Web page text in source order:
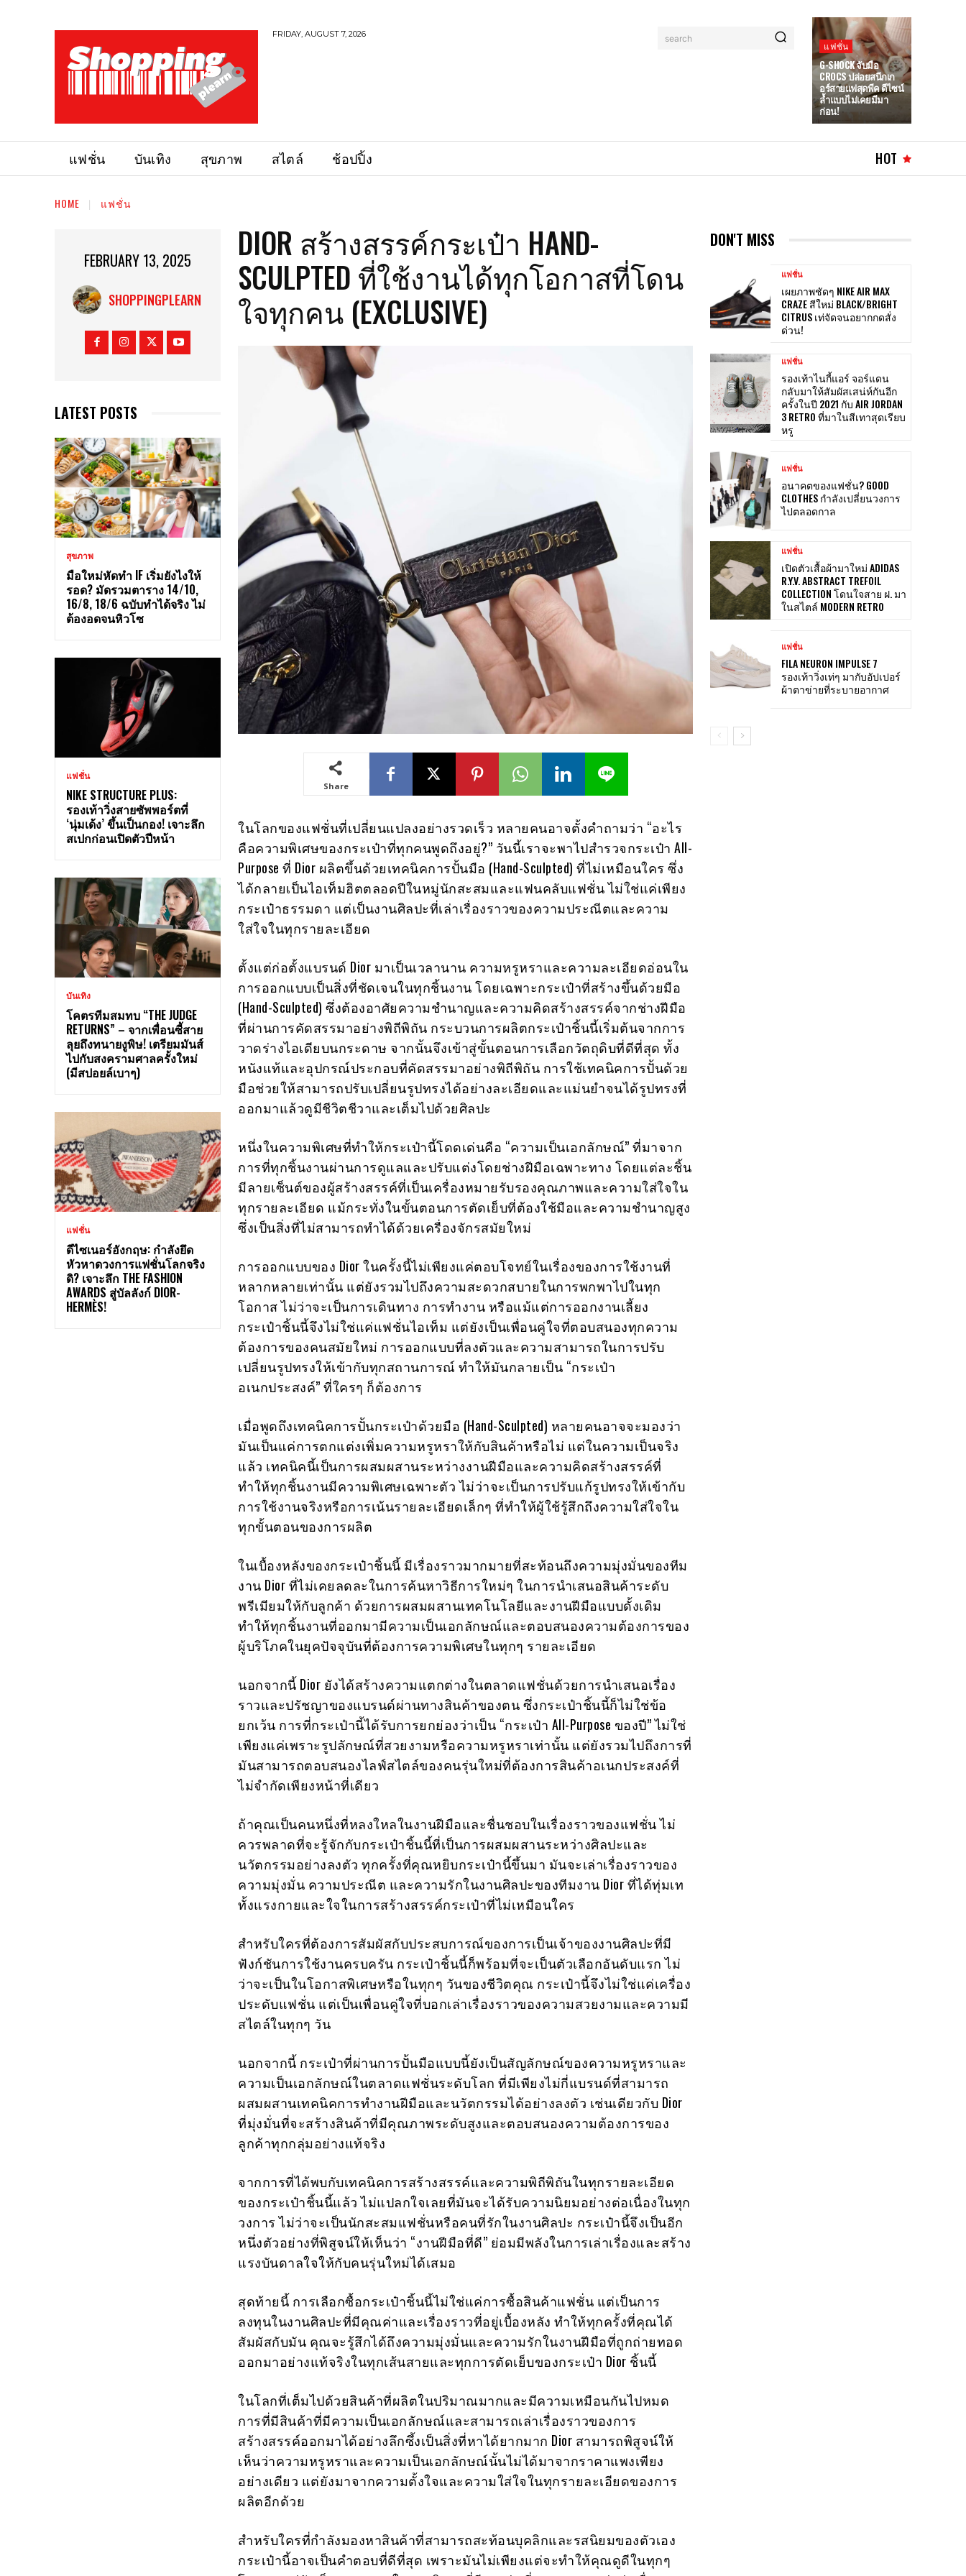
FRIDAY, AUGUST 7, 2026 search
แฟชั่น
G-SHOCK จับมือ
CROCS ปล่อยสนีกเก
อร์สายแฟสุดพีค ดีไซน์
ล้ำแบบไม่เคยมีมา
ก่อน!
แฟชั่น บันเทิง สุขภาพ สไตล์ ช้อปปิ้ง HOT
HOME แฟชั่น
FEBRUARY 13, 2025
SHOPPINGPLEARN
LATEST POSTS
สุขภาพ
มือใหม่หัดทำ IF เริ่มยังไงให้
รอด? มัดรวมตาราง 14/10,
16/8, 18/6 ฉบับทำได้จริง ไม่
ต้องอดจนหิวโซ
แฟชั่น
NIKE STRUCTURE PLUS:
รองเท้าวิ่งสายซัพพอร์ตที่
‘นุ่มเด้ง’ ขึ้นเป็นกอง! เจาะลึก
สเปกก่อนเปิดตัวปีหน้า
บันเทิง
โคตรทีมสมทบ “THE JUDGE
RETURNS” – จากเพื่อนซี้สาย
ลุยถึงทนายงูพิษ! เตรียมมันส์
ไปกับสงครามศาลครั้งใหม่
(มีสปอยล์เบาๆ)
แฟชั่น
ดีไซเนอร์อังกฤษ: กำลังยึด
หัวหาดวงการแฟชั่นโลกจริง
ดิ? เจาะลึก THE FASHION
AWARDS สู่บัลลังก์ DIOR-
HERMÈS!
DIOR สร้างสรรค์กระเป๋า HAND-
SCULPTED ที่ใช้งานได้ทุกโอกาสที่โดน
ใจทุกคน (EXCLUSIVE)
Share
ในโลกของแฟชั่นที่เปลี่ยนแปลงอย่างรวดเร็ว หลายคนอาจตั้งคำถามว่า “อะไร
คือความพิเศษของกระเป๋าที่ทุกคนพูดถึงอยู่?” วันนี้เราจะพาไปสำรวจกระเป๋า All-
Purpose ที่ Dior ผลิตขึ้นด้วยเทคนิคการปั้นมือ (Hand-Sculpted) ที่ไม่เหมือนใคร ซึ่ง
ได้กลายเป็นไอเท็มฮิตตลอดปีในหมู่นักสะสมและแฟนคลับแฟชั่น ไม่ใช่แค่เพียง
กระเป๋าธรรมดา แต่เป็นงานศิลปะที่เล่าเรื่องราวของความประณีตและความ
ใส่ใจในทุกรายละเอียด
ตั้งแต่ก่อตั้งแบรนด์ Dior มาเป็นเวลานาน ความหรูหราและความละเอียดอ่อนใน
การออกแบบเป็นสิ่งที่ชัดเจนในทุกชิ้นงาน โดยเฉพาะกระเป๋าที่สร้างขึ้นด้วยมือ
(Hand-Sculpted) ซึ่งต้องอาศัยความชำนาญและความคิดสร้างสรรค์จากช่างฝีมือ
ที่ผ่านการคัดสรรมาอย่างพิถีพิถัน กระบวนการผลิตกระเป๋าชิ้นนี้เริ่มต้นจากการ
วาดร่างไอเดียบนกระดาษ จากนั้นจึงเข้าสู่ขั้นตอนการเลือกวัตถุดิบที่ดีที่สุด ทั้ง
หนังแท้และอุปกรณ์ประกอบที่คัดสรรมาอย่างพิถีพิถัน การใช้เทคนิคการปั้นด้วย
มือช่วยให้สามารถปรับเปลี่ยนรูปทรงได้อย่างละเอียดและแม่นยำจนได้รูปทรงที่
ออกมาแล้วดูมีชีวิตชีวาและเต็มไปด้วยศิลปะ
หนึ่งในความพิเศษที่ทำให้กระเป๋านี้โดดเด่นคือ “ความเป็นเอกลักษณ์” ที่มาจาก
การที่ทุกชิ้นงานผ่านการดูแลและปรับแต่งโดยช่างฝีมือเฉพาะทาง โดยแต่ละชิ้น
มีลายเซ็นต์ของผู้สร้างสรรค์ที่เป็นเครื่องหมายรับรองคุณภาพและความใส่ใจใน
ทุกรายละเอียด แม้กระทั่งในขั้นตอนการตัดเย็บที่ต้องใช้มือและความชำนาญสูง
ซึ่งเป็นสิ่งที่ไม่สามารถทำได้ด้วยเครื่องจักรสมัยใหม่
การออกแบบของ Dior ในครั้งนี้ไม่เพียงแค่ตอบโจทย์ในเรื่องของการใช้งานที่
หลากหลายเท่านั้น แต่ยังรวมไปถึงความสะดวกสบายในการพกพาไปในทุก
โอกาส ไม่ว่าจะเป็นการเดินทาง การทำงาน หรือแม้แต่การออกงานเลี้ยง
กระเป๋าชิ้นนี้จึงไม่ใช่แค่แฟชั่นไอเท็ม แต่ยังเป็นเพื่อนคู่ใจที่ตอบสนองทุกความ
ต้องการของคนสมัยใหม่ การออกแบบที่ลงตัวและความสามารถในการปรับ
เปลี่ยนรูปทรงให้เข้ากับทุกสถานการณ์ ทำให้มันกลายเป็น “กระเป๋า
อเนกประสงค์” ที่ใครๆ ก็ต้องการ
เมื่อพูดถึงเทคนิคการปั้นกระเป๋าด้วยมือ (Hand-Sculpted) หลายคนอาจจะมองว่า
มันเป็นแค่การตกแต่งเพิ่มความหรูหราให้กับสินค้าหรือไม่ แต่ในความเป็นจริง
แล้ว เทคนิคนี้เป็นการผสมผสานระหว่างงานฝีมือและความคิดสร้างสรรค์ที่
ทำให้ทุกชิ้นงานมีความพิเศษเฉพาะตัว ไม่ว่าจะเป็นการปรับแก้รูปทรงให้เข้ากับ
การใช้งานจริงหรือการเน้นรายละเอียดเล็กๆ ที่ทำให้ผู้ใช้รู้สึกถึงความใส่ใจใน
ทุกขั้นตอนของการผลิต
ในเบื้องหลังของกระเป๋าชิ้นนี้ มีเรื่องราวมากมายที่สะท้อนถึงความมุ่งมั่นของทีม
งาน Dior ที่ไม่เคยลดละในการค้นหาวิธีการใหม่ๆ ในการนำเสนอสินค้าระดับ
พรีเมียมให้กับลูกค้า ด้วยการผสมผสานเทคโนโลยีและงานฝีมือแบบดั้งเดิม
ทำให้ทุกชิ้นงานที่ออกมามีความเป็นเอกลักษณ์และตอบสนองความต้องการของ
ผู้บริโภคในยุคปัจจุบันที่ต้องการความพิเศษในทุกๆ รายละเอียด
นอกจากนี้ Dior ยังได้สร้างความแตกต่างในตลาดแฟชั่นด้วยการนำเสนอเรื่อง
ราวและปรัชญาของแบรนด์ผ่านทางสินค้าของตน ซึ่งกระเป๋าชิ้นนี้ก็ไม่ใช่ข้อ
ยกเว้น การที่กระเป๋านี้ได้รับการยกย่องว่าเป็น “กระเป๋า All-Purpose ของปี” ไม่ใช่
เพียงแค่เพราะรูปลักษณ์ที่สวยงามหรือความหรูหราเท่านั้น แต่ยังรวมไปถึงการที่
มันสามารถตอบสนองไลฟ์สไตล์ของคนรุ่นใหม่ที่ต้องการสินค้าอเนกประสงค์ที่
ไม่จำกัดเพียงหน้าที่เดียว
ถ้าคุณเป็นคนหนึ่งที่หลงใหลในงานฝีมือและชื่นชอบในเรื่องราวของแฟชั่น ไม่
ควรพลาดที่จะรู้จักกับกระเป๋าชิ้นนี้ที่เป็นการผสมผสานระหว่างศิลปะและ
นวัตกรรมอย่างลงตัว ทุกครั้งที่คุณหยิบกระเป๋านี้ขึ้นมา มันจะเล่าเรื่องราวของ
ความมุ่งมั่น ความประณีต และความรักในงานศิลปะของทีมงาน Dior ที่ได้ทุ่มเท
ทั้งแรงกายและใจในการสร้างสรรค์กระเป๋าที่ไม่เหมือนใคร
สำหรับใครที่ต้องการสัมผัสกับประสบการณ์ของการเป็นเจ้าของงานศิลปะที่มี
ฟังก์ชันการใช้งานครบครัน กระเป๋าชิ้นนี้ก็พร้อมที่จะเป็นตัวเลือกอันดับแรก ไม่
ว่าจะเป็นในโอกาสพิเศษหรือในทุกๆ วันของชีวิตคุณ กระเป๋านี้จึงไม่ใช่แค่เครื่อง
ประดับแฟชั่น แต่เป็นเพื่อนคู่ใจที่บอกเล่าเรื่องราวของความสวยงามและความมี
สไตล์ในทุกๆ วัน
นอกจากนี้ กระเป๋าที่ผ่านการปั้นมือแบบนี้ยังเป็นสัญลักษณ์ของความหรูหราและ
ความเป็นเอกลักษณ์ในตลาดแฟชั่นระดับโลก ที่มีเพียงไม่กี่แบรนด์ที่สามารถ
ผสมผสานเทคนิคการทำงานฝีมือและนวัตกรรมได้อย่างลงตัว เช่นเดียวกับ Dior
ที่มุ่งมั่นที่จะสร้างสินค้าที่มีคุณภาพระดับสูงและตอบสนองความต้องการของ
ลูกค้าทุกกลุ่มอย่างแท้จริง
จากการที่ได้พบกับเทคนิคการสร้างสรรค์และความพิถีพิถันในทุกรายละเอียด
ของกระเป๋าชิ้นนี้แล้ว ไม่แปลกใจเลยที่มันจะได้รับความนิยมอย่างต่อเนื่องในทุก
วงการ ไม่ว่าจะเป็นนักสะสมแฟชั่นหรือคนที่รักในงานศิลปะ กระเป๋านี้จึงเป็นอีก
หนึ่งตัวอย่างที่พิสูจน์ให้เห็นว่า “งานฝีมือที่ดี” ย่อมมีพลังในการเล่าเรื่องและสร้าง
แรงบันดาลใจให้กับคนรุ่นใหม่ได้เสมอ
สุดท้ายนี้ การเลือกซื้อกระเป๋าชิ้นนี้ไม่ใช่แค่การซื้อสินค้าแฟชั่น แต่เป็นการ
ลงทุนในงานศิลปะที่มีคุณค่าและเรื่องราวที่อยู่เบื้องหลัง ทำให้ทุกครั้งที่คุณได้
สัมผัสกับมัน คุณจะรู้สึกได้ถึงความมุ่งมั่นและความรักในงานฝีมือที่ถูกถ่ายทอด
ออกมาอย่างแท้จริงในทุกเส้นสายและทุกการตัดเย็บของกระเป๋า Dior ชิ้นนี้
ในโลกที่เต็มไปด้วยสินค้าที่ผลิตในปริมาณมากและมีความเหมือนกันไปหมด
การที่มีสินค้าที่มีความเป็นเอกลักษณ์และสามารถเล่าเรื่องราวของการ
สร้างสรรค์ออกมาได้อย่างลึกซึ้งเป็นสิ่งที่หาได้ยากมาก Dior สามารถพิสูจน์ให้
เห็นว่าความหรูหราและความเป็นเอกลักษณ์นั้นไม่ได้มาจากราคาแพงเพียง
อย่างเดียว แต่ยังมาจากความตั้งใจและความใส่ใจในทุกรายละเอียดของการ
ผลิตอีกด้วย
สำหรับใครที่กำลังมองหาสินค้าที่สามารถสะท้อนบุคลิกและรสนิยมของตัวเอง
กระเป๋านี้อาจเป็นคำตอบที่ดีที่สุด เพราะมันไม่เพียงแต่จะทำให้คุณดูดีในทุกๆ
DON'T MISS
แฟชั่น
เผยภาพชัดๆ NIKE AIR MAX
CRAZE สีใหม่ BLACK/BRIGHT
CITRUS เท่จัดจนอยากกดสั่ง
ด่วน!
แฟชั่น
รองเท้าไนกี้แอร์ จอร์แดน
กลับมาให้สัมผัสเสน่ห์กันอีก
ครั้งในปี 2021 กับ AIR JORDAN
3 RETRO ที่มาในสีเทาสุดเรียบ
หรู
แฟชั่น
อนาคตของแฟชั่น? GOOD
CLOTHES กำลังเปลี่ยนวงการ
ไปตลอดกาล
แฟชั่น
เปิดตัวเสื้อผ้ามาใหม่ ADIDAS
R.Y.V. ABSTRACT TREFOIL
COLLECTION โดนใจสาย ฝ. มา
ในสไตล์ MODERN RETRO
แฟชั่น
FILA NEURON IMPULSE 7
รองเท้าวิ่งเท่ๆ มากับอัปเปอร์
ผ้าตาข่ายที่ระบายอากาศ